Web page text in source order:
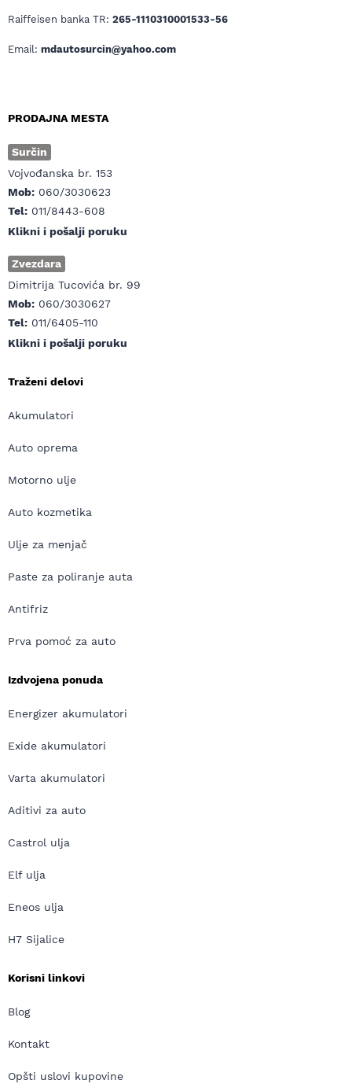
Raiffeisen banka TR: 265-1110310001533-56
Email: mdautosurcin@yahoo.com
PRODAJNA MESTA
Surčin
Vojvođanska br. 153
Mob: 060/3030623
Tel: 011/8443-608
Klikni i pošalji poruku
Zvezdara
Dimitrija Tucovića br. 99
Mob: 060/3030627
Tel: 011/6405-110
Klikni i pošalji poruku
Traženi delovi
Akumulatori
Auto oprema
Motorno ulje
Auto kozmetika
Ulje za menjač
Paste za poliranje auta
Antifriz
Prva pomoć za auto
Izdvojena ponuda
Energizer akumulatori
Exide akumulatori
Varta akumulatori
Aditivi za auto
Castrol ulja
Elf ulja
Eneos ulja
H7 Sijalice
Korisni linkovi
Blog
Kontakt
Opšti uslovi kupovine